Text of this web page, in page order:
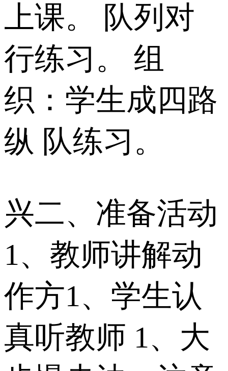
上课。 队列对
行练习。 组
织：学生成四路
纵 队练习。
兴二、准备活动
1、教师讲解动
作方1、学生认
真听教师 1、大